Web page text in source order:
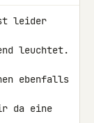
leider
leuchtet.
ebenfalls
da eine